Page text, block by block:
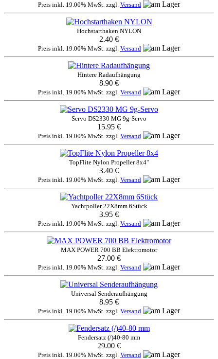
Preis inkl. 19.00% MwSt. zzgl. Versand
Hochstarthaken NYLON
2.40 €
Preis inkl. 19.00% MwSt. zzgl. Versand
Hintere Radaufhängung
8.90 €
Preis inkl. 19.00% MwSt. zzgl. Versand
Servo DS2330 MG 9g-Servo
15.95 €
Preis inkl. 19.00% MwSt. zzgl. Versand
TopFlite Nylon Propeller 8x4"
3.40 €
Preis inkl. 19.00% MwSt. zzgl. Versand
Yachtpoller 22X8mm 6Stück
3.95 €
Preis inkl. 19.00% MwSt. zzgl. Versand
MAX POWER 700 BB Elektromotor
27.00 €
Preis inkl. 19.00% MwSt. zzgl. Versand
Universal Senderaufhängung
8.95 €
Preis inkl. 19.00% MwSt. zzgl. Versand
Fendersatz (/)40-80 mm
29.00 €
Preis inkl. 19.00% MwSt. zzgl. Versand